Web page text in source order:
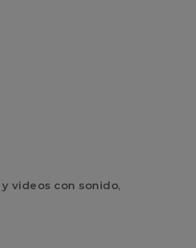
videos con sonido,